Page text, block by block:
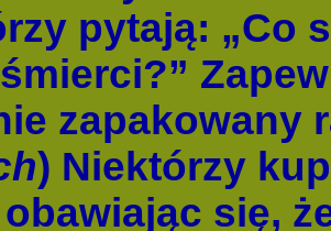
pytają: „Co
zapakowany
) Niektórzy
się,